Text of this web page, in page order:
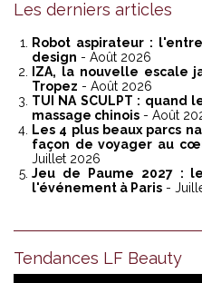
Les derniers articles
Robot aspirateur :
design - Août 2026
IZA, la nouvelle escale
Tropez - Août 2026
TUI NA SCULPT :
massage chinois - Août
Les 4 plus beaux parcs
façon de voyager au
Juillet 2026
Jeu de Paume 2027 :
l'événement à Paris -
Tendances LF Beauty